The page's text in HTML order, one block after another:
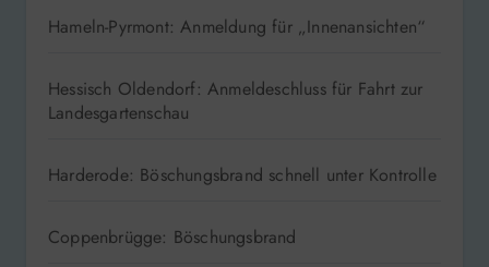
Hameln-Pyrmont: Anmeldung für „Innenansichten“
Hessisch Oldendorf: Anmeldeschluss für Fahrt zur
Landesgartenschau
Harderode: Böschungsbrand schnell unter Kontrolle
Coppenbrügge: Böschungsbrand